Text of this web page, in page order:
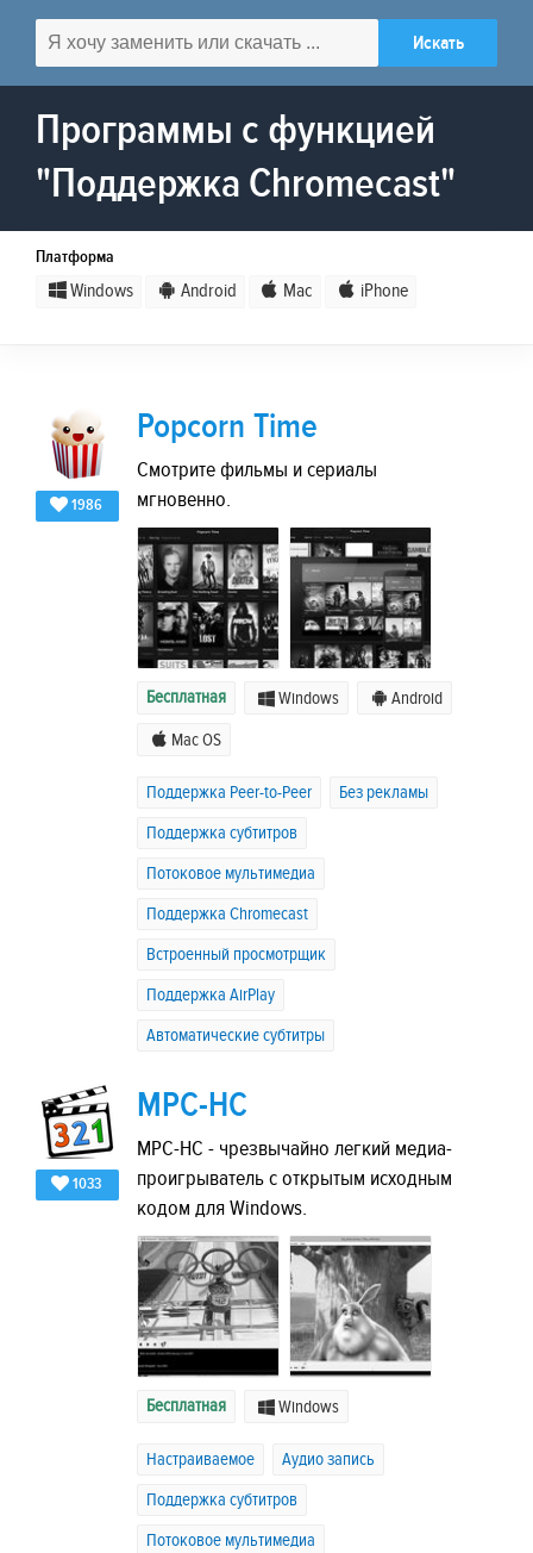
Программы с функцией
"Поддержка Chromecast"
Платформа
Windows Android Mac iPhone
1986
Popcorn Time
Смотрите фильмы и сериалы
мгновенно.
Бесплатная Windows Android
Mac OS
Поддержка Peer-to-Peer
Без рекламы
Поддержка субтитров
Потоковое мультимедиа
Поддержка Chromecast
Встроенный просмотрщик
Поддержка AirPlay
Автоматические субтитры
1033
MPC-HC
MPC-HC - чрезвычайно легкий медиа-
проигрыватель с открытым исходным
кодом для Windows.
Бесплатная Windows
Настраиваемое
Аудио запись
Поддержка субтитров
Потоковое мультимедиа